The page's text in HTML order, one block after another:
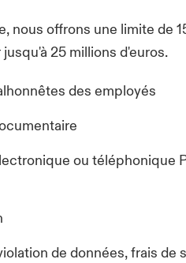
nous offrons une limite de
25 millions d'euros.
des employés
ou téléphonique
de données, frais